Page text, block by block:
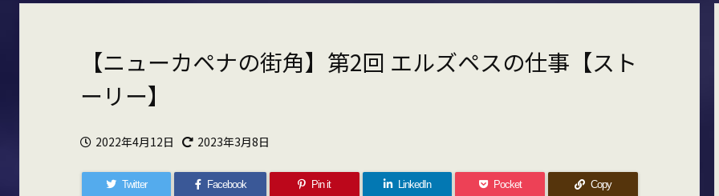
【ニューカペナの街角】第2回 エルズペスの仕事【スト
ーリー】
2022年4月12日 2023年3月8日
Twitter Facebook Pin it LinkedIn Pocket Copy